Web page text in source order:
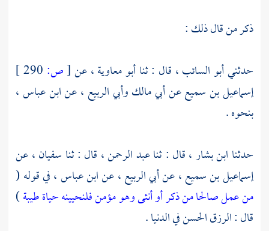
ذكر من قال ذلك :
حدثنيأبو السائب ، قال : ثناأبو معاوية ،عن[ص:
إسماعيل بن سميععنأبي مالكوأبي الربيع ،عنابن عباس ،
بنحوه .
حدثنا ابن بشار ،قال : ثناعبد الرحمن ، قال : ثنا سفيان ،عن
إسماعيل بن سميع ،عنأبي الربيع ،عنابن عباس ،في قوله (
من عمل صالحا من ذكر أو أنثى وهو مؤمن فلنحيينه حياة طيبة)
قال : الرزق الحسن في الدنيا .